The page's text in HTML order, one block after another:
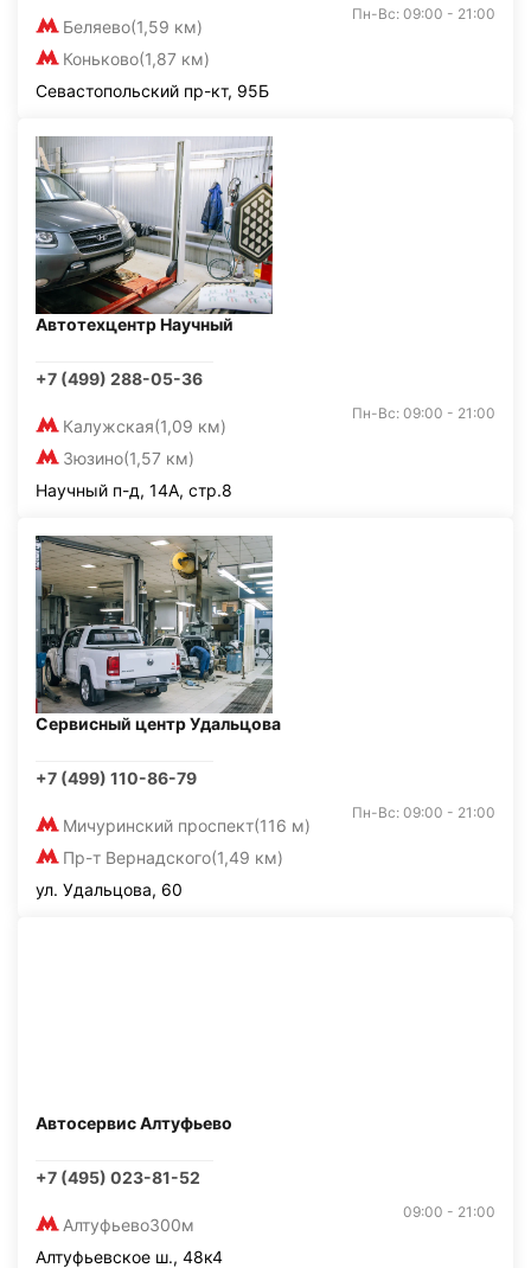
Беляево(1,59 км)
Коньково(1,87 км)
Пн-Вс: 09:00 - 21:00
Севастопольский пр-кт, 95Б
Автотехцентр Научный
+7 (499) 288-05-36
Калужская(1,09 км)
Зюзино(1,57 км)
Пн-Вс: 09:00 - 21:00
Научный п-д, 14А, стр.8
Сервисный центр Удальцова
+7 (499) 110-86-79
Мичуринский проспект(116 м)
Пр-т Вернадского(1,49 км)
Пн-Вс: 09:00 - 21:00
ул. Удальцова, 60
Автосервис Алтуфьево
+7 (495) 023-81-52
Алтуфьево300м
09:00 - 21:00
Алтуфьевское ш., 48к4